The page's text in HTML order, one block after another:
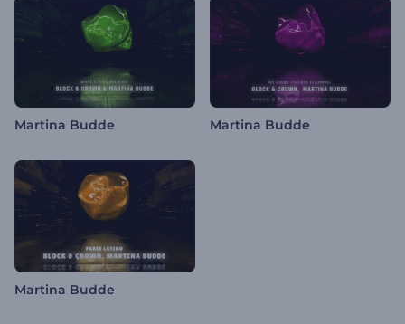
Martina Budde Martina Budde
Martina Budde